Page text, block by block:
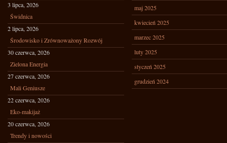
3 lipca, 2026
Świdnica
2 lipca, 2026
Środowisko i Zrównoważony Rozwój
30 czerwca, 2026
Zielona Energia
27 czerwca, 2026
Mali Geniusze
22 czerwca, 2026
Eko-makijaż
20 czerwca, 2026
Trendy i nowości
maj 2025
kwiecień 2025
marzec 2025
luty 2025
styczeń 2025
grudzień 2024